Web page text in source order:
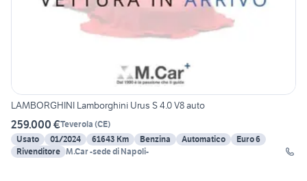
LAMBORGHINI Lamborghini Urus S 4.0 V8 auto
259.000 €Teverola (CE)
Usato
01/2024 61643 Km Benzina Automatico
Euro 6
Rivenditore M.Car -sede di Napoli-